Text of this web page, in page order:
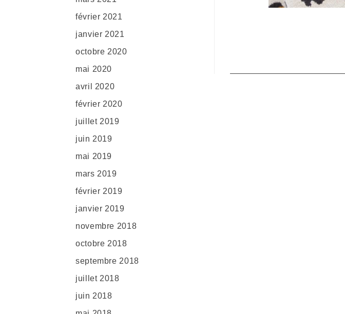
février 2021
janvier 2021
octobre 2020
mai 2020
avril 2020
février 2020
juillet 2019
juin 2019
mai 2019
mars 2019
février 2019
janvier 2019
novembre 2018
octobre 2018
septembre 2018
juillet 2018
juin 2018